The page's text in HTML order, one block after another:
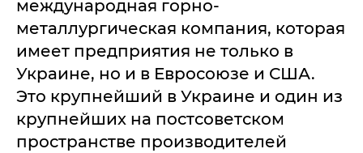
международная горно-
металлургическая компания, которая
имеет предприятия не только в
Украине, но и в Евросоюзе и США.
Это крупнейший в Украине и один из
крупнейших на постсоветском
пространстве производителей